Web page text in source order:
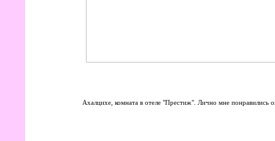
Ахалцихе, комната в отеле "Престиж". Лично мне понравились